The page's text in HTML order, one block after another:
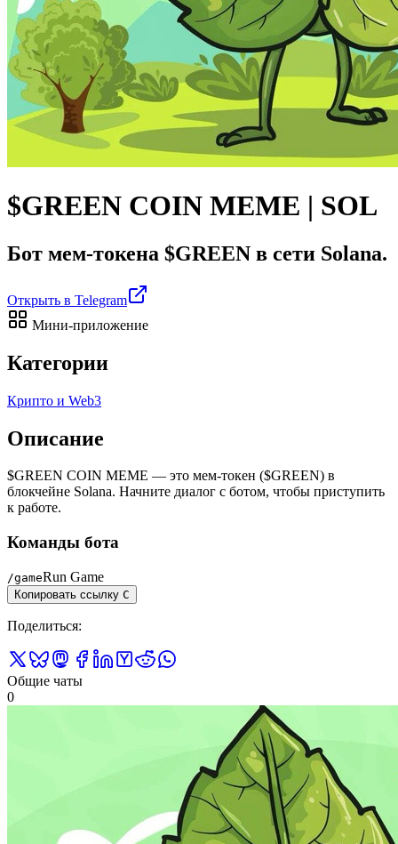
$GREEN COIN MEME | SOL
Бот мем-токена $GREEN в сети Solana.
Открыть в Telegram
Мини-приложение
Категории
Крипто и Web3
Описание
$GREEN COIN MEME — это мем-токен ($GREEN) в
блокчейне Solana. Начните диалог с ботом, чтобы приступить
к работе.
Команды бота
/gameRun Game
Копировать ссылку C
Поделиться:
Общие чаты
0